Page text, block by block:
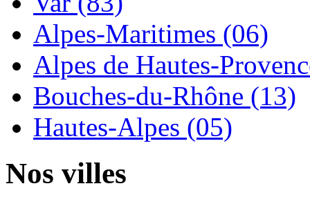
Alpes-Maritimes (06)
Alpes de Hautes-
Bouches-du-Rhône (13)
Hautes-Alpes (05)
Nos villes